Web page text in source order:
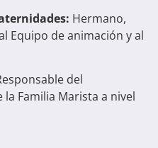
Hermano,
Equipo de animación y al
del
Familia Marista a nivel